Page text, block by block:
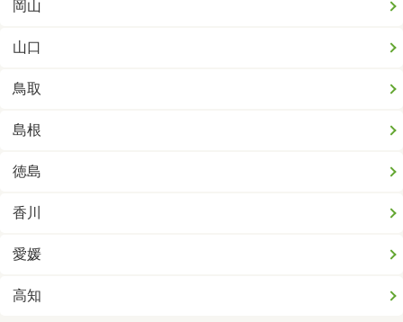
岡山
山口
鳥取
島根
徳島
香川
愛媛
高知